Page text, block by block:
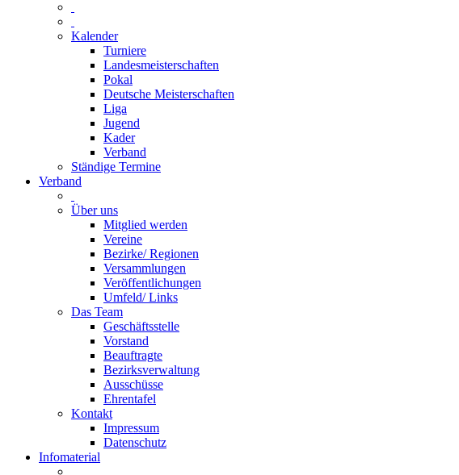
Kalender
Turniere
Landesmeisterschaften
Pokal
Deutsche Meisterschaften
Liga
Jugend
Kader
Verband
Ständige Termine
Verband
Über uns
Mitglied werden
Vereine
Bezirke/ Regionen
Versammlungen
Veröffentlichungen
Umfeld/ Links
Das Team
Geschäftsstelle
Vorstand
Beauftragte
Bezirksverwaltung
Ausschüsse
Ehrentafel
Kontakt
Impressum
Datenschutz
Infomaterial